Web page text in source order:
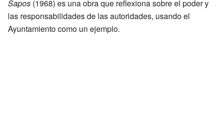
Sapos (1968) es una obra que reflexiona sobre el poder y
las responsabilidades de las autoridades, usando el
Ayuntamiento como un ejemplo.